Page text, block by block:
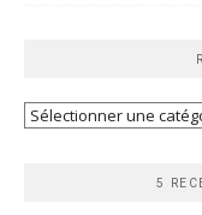
Recherche
5